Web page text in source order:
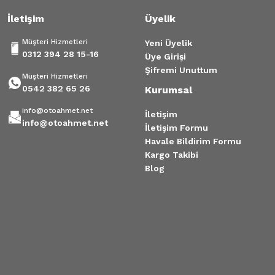
İletişim
Müşteri Hizmetleri
0312 394 28 15-16
Müşteri Hizmetleri
0542 382 65 26
info@otoahmet.net
info@otoahmet.net
Üyelik
Yeni Üyelik
Üye Girişi
Şifremi Unuttum
Kurumsal
İletişim
İletişim Formu
Havale Bildirim Formu
Kargo Takibi
Blog